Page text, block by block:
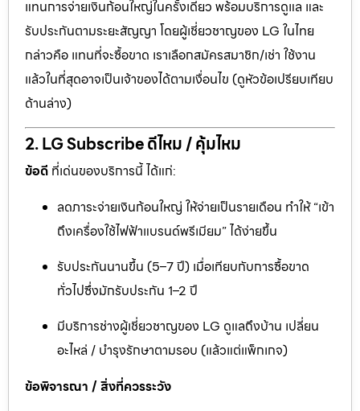
แทนการจ่ายเงินก้อนใหญ่ในครั้งเดียว พร้อมบริการดูแล และ
รับประกันตามระยะสัญญา โดยผู้เชี่ยวชาญของ LG ในไทย
กล่าวคือ แทนที่จะซื้อขาด เราเลือกสมัครสมาชิก/เช่า ใช้งาน
แล้วในที่สุดอาจเป็นเจ้าของได้ตามเงื่อนไข (ดูหัวข้อเปรียบเทียบ
ด้านล่าง)
2. LG Subscribe ดีไหม / คุ้มไหม
ข้อดี ที่เด่นของบริการนี้ ได้แก่:
ลดภาระจ่ายเงินก้อนใหญ่ ให้จ่ายเป็นรายเดือน ทำให้ “เข้า
ถึงเครื่องใช้ไฟฟ้าแบรนด์พรีเมียม” ได้ง่ายขึ้น
รับประกันนานขึ้น (5–7 ปี) เมื่อเทียบกับการซื้อขาด
ทั่วไปซึ่งมักรับประกัน 1–2 ปี
มีบริการช่างผู้เชี่ยวชาญของ LG ดูแลถึงบ้าน เปลี่ยน
อะไหล่ / บำรุงรักษาตามรอบ (แล้วแต่แพ็กเกจ)
ข้อพิจารณา / สิ่งที่ควรระวัง